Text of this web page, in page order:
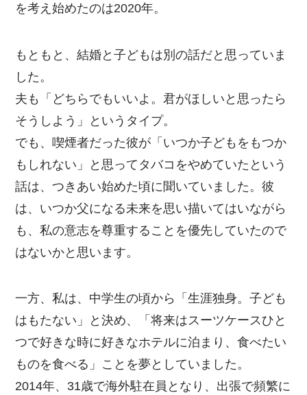
を考え始めたのは2020年。
もともと、結婚と子どもは別の話だと思っていま
した。
夫も「どちらでもいいよ。君がほしいと思ったら
そうしよう」というタイプ。
でも、喫煙者だった彼が「いつか子どもをもつか
もしれない」と思ってタバコをやめていたという
話は、つきあい始めた頃に聞いていました。彼
は、いつか父になる未来を思い描いてはいながら
も、私の意志を尊重することを優先していたので
はないかと思います。
一方、私は、中学生の頃から「生涯独身。子ども
はもたない」と決め、「将来はスーツケースひと
つで好きな時に好きなホテルに泊まり、食べたい
ものを食べる」ことを夢としていました。
2014年、31歳で海外駐在員となり、出張で頻繁に